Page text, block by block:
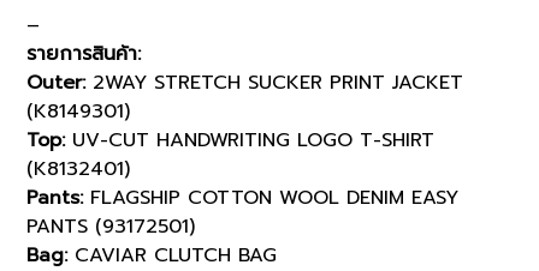
–
รายการสินค้า:
Outer: 2WAY STRETCH SUCKER PRINT JACKET
(K8149301)
Top: UV-CUT HANDWRITING LOGO T-SHIRT
(K8132401)
Pants:FLAGSHIP COTTON WOOL DENIM EASY
PANTS (93172501)
Bag: CAVIAR CLUTCH BAG